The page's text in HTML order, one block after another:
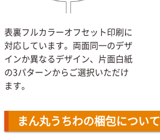
表裏フルカラーオフセット印刷に
対応しています。両面同一のデザ
インか異なるデザイン、片面白紙
の3パターンからご選択いただけ
ます。
まん丸うちわの梱包について